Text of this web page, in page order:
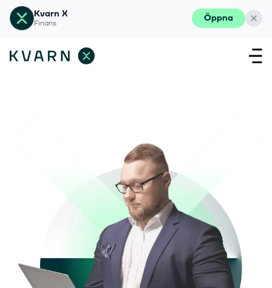
Kvarn X
Finans Öppna